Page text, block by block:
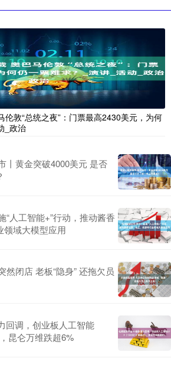
伦敦“总统之夜”：门票最高2430美元，为何
_政治
丨黄金突破4000美元 是否
“人工智能+”行动，推动酱香
领域大模型应用
闭店 老板“隐身” 还拖欠员
回调，创业板人工智能
昆仑万维跌超6%